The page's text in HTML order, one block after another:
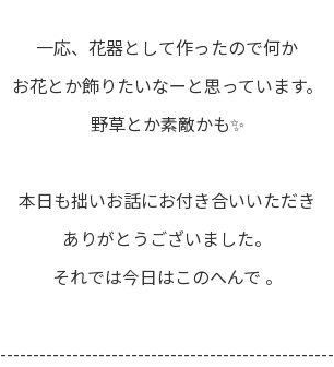
一応、花器として作ったので何か
お花とか飾りたいなーと思っています。
野草とか素敵かも✨
本日も拙いお話にお付き合いいただき
ありがとうございました。
それでは今日はこのへんで 。
---------------------------------------------------